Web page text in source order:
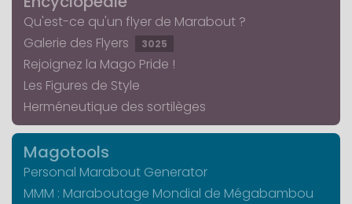
Qu'est-ce qu'un flyer de Marabout ?
Galerie des Flyers
3025
Rejoignez la Mago Pride !
Les Figures de Style
Herméneutique des sortilèges
Magotools
Personal Marabout Generator
MMM : Maraboutage Mondial de Mégabambou